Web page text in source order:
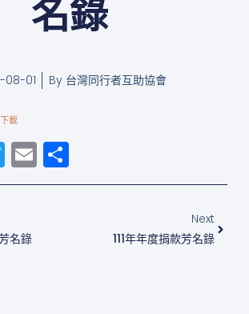
名錄
08-01 By台灣同行者互助協會
下載
Twitter
Email
分
享
名錄
Next
111年年度捐款芳名錄